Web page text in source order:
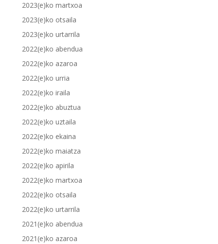
2023(e)ko martxoa
2023(e)ko otsaila
2023(e)ko urtarrila
2022(e)ko abendua
2022(e)ko azaroa
2022(e)ko urria
2022(e)ko iraila
2022(e)ko abuztua
2022(e)ko uztaila
2022(e)ko ekaina
2022(e)ko maiatza
2022(e)ko apirila
2022(e)ko martxoa
2022(e)ko otsaila
2022(e)ko urtarrila
2021(e)ko abendua
2021(e)ko azaroa